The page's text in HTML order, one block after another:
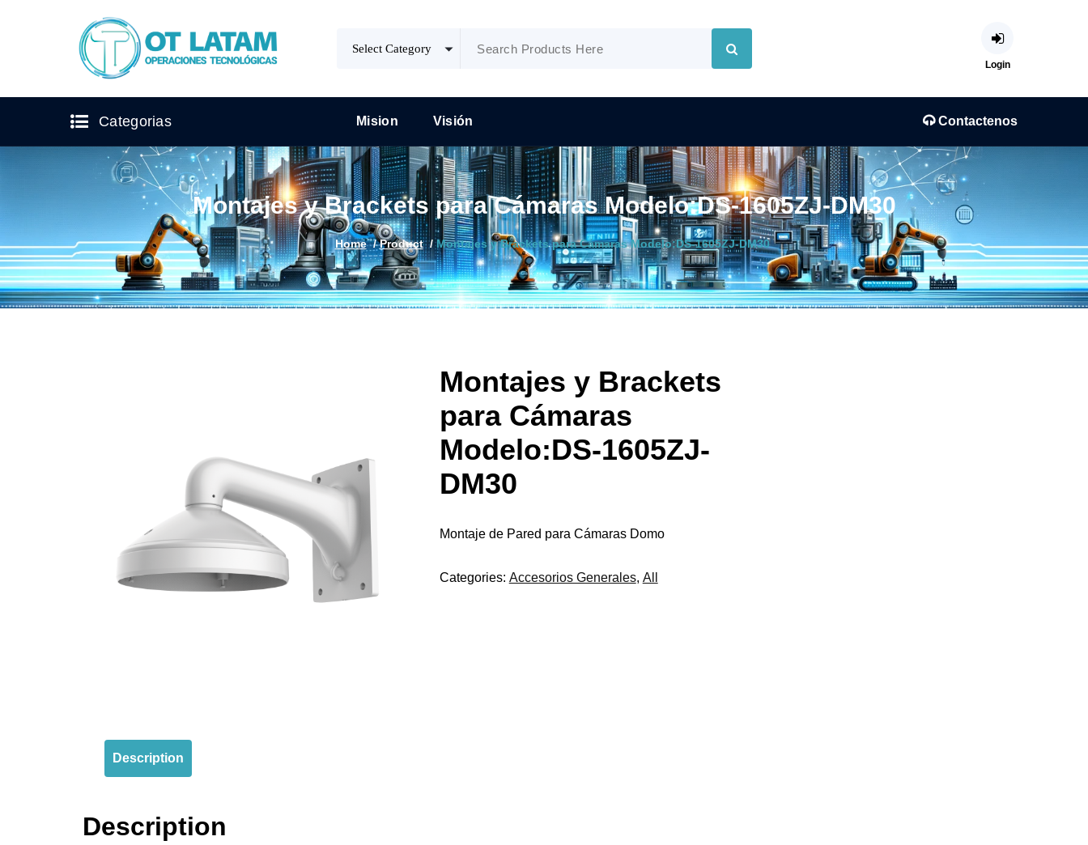
Login
Categorias Mision Visión Contactenos
Montajes y Brackets para Cámaras Modelo:DS-1605ZJ-DM30
Home/Product/Montajes y Brackets para Cámaras Modelo:DS-1605ZJ-DM30
Montajes y Brackets
para Cámaras
Modelo:DS-1605ZJ-
DM30
Montaje de Pared para Cámaras Domo
Categories: Accesorios Generales, All
Description
Description